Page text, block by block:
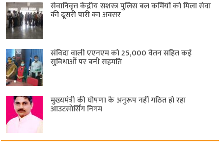
सेवानिवृत्त केंद्रीय सशस्त्र पुलिस बल ​कर्मियों को मिला सेवा
की दूसरी पारी का अवसर
संविदा वाली एएनएम को 25,000 वेतन सहित कई
सुविधाओं पर बनी सहमति
मुख्यमंत्री की घोषणा के अनुरूप नहीं गठित हो रहा
आउटसोर्सिंग निगम